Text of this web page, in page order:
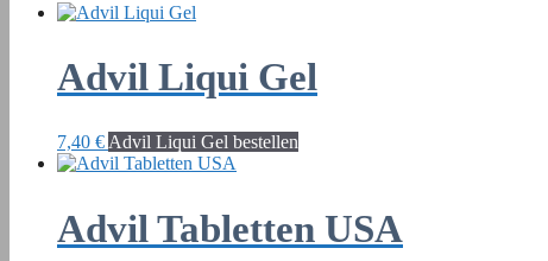
Advil Liqui Gel
7,40 € Advil Liqui Gel bestellen
Advil Tabletten USA